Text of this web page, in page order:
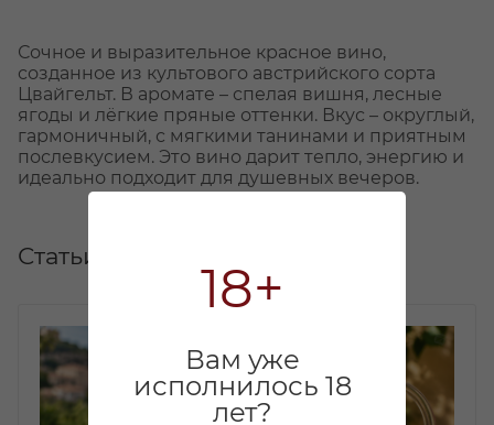
18+
Вам уже
исполнилось 18
лет?
Сочное и выразительное красное вино,
созданное из культового австрийского сорта
Цвайгельт. В аромате – спелая вишня, лесные
ягоды и лёгкие пряные оттенки. Вкус – округлый,
гармоничный, с мягкими танинами и приятным
послевкусием. Это вино дарит тепло, энергию и
идеально подходит для душевных вечеров.
Статьи